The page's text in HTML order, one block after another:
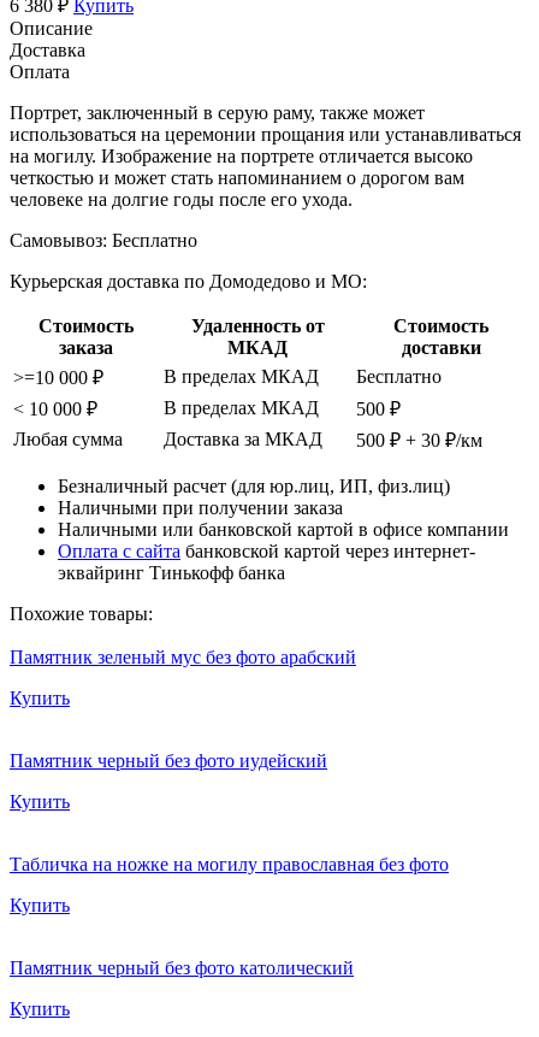
6 380 ₽ Купить
Описание
Доставка
Оплата
Портрет, заключенный в серую раму, также может
использоваться на церемонии прощания или устанавливаться
на могилу. Изображение на портрете отличается высоко
четкостью и может стать напоминанием о дорогом вам
человеке на долгие годы после его ухода.
Самовывоз: Бесплатно
Курьерская доставка по Домодедово и МО:
Стоимость
заказа
Удаленность от
МКАД
Стоимость
доставки
>=10 000 ₽
В пределах МКАД
Бесплатно
< 10 000 ₽
В пределах МКАД
500 ₽
Любая сумма
Доставка за МКАД 500 ₽ + 30 ₽/км
Безналичный расчет (для юр.лиц, ИП, физ.лиц)
Наличными при получении заказа
Наличными или банковской картой в офисе компании
Оплата с сайта банковской картой через интернет-
эквайринг Тинькофф банка
Похожие товары:
Памятник зеленый мус без фото арабский
Купить
Памятник черный без фото иудейский
Купить
Табличка на ножке на могилу православная без фото
Купить
Памятник черный без фото католический
Купить